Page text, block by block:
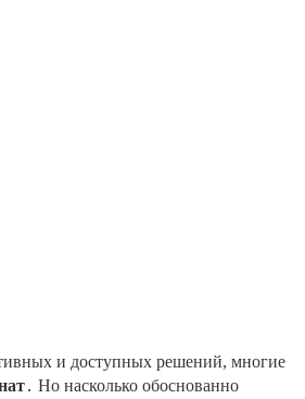
и доступных решений, многие
․ Но насколько обоснованно